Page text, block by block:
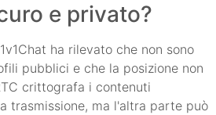
e privato?
ha rilevato che non sono
pubblici e che la posizione non
crittografa i contenuti
trasmissione, ma l'altra parte può